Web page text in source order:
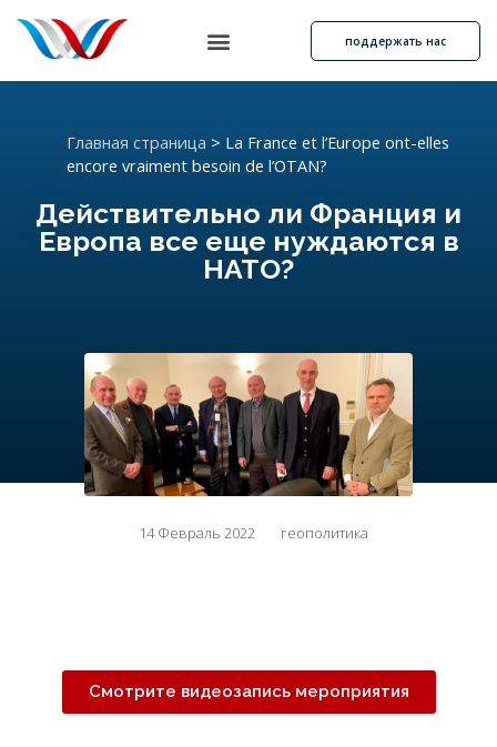
поддержать нас
Главная страница > La France et l’Europe ont-elles
encore vraiment besoin de l’OTAN?
Действительно ли Франция и
Европа все еще нуждаются в
НАТО?
14 Февраль 2022 геополитика
Смотрите видеозапись мероприятия